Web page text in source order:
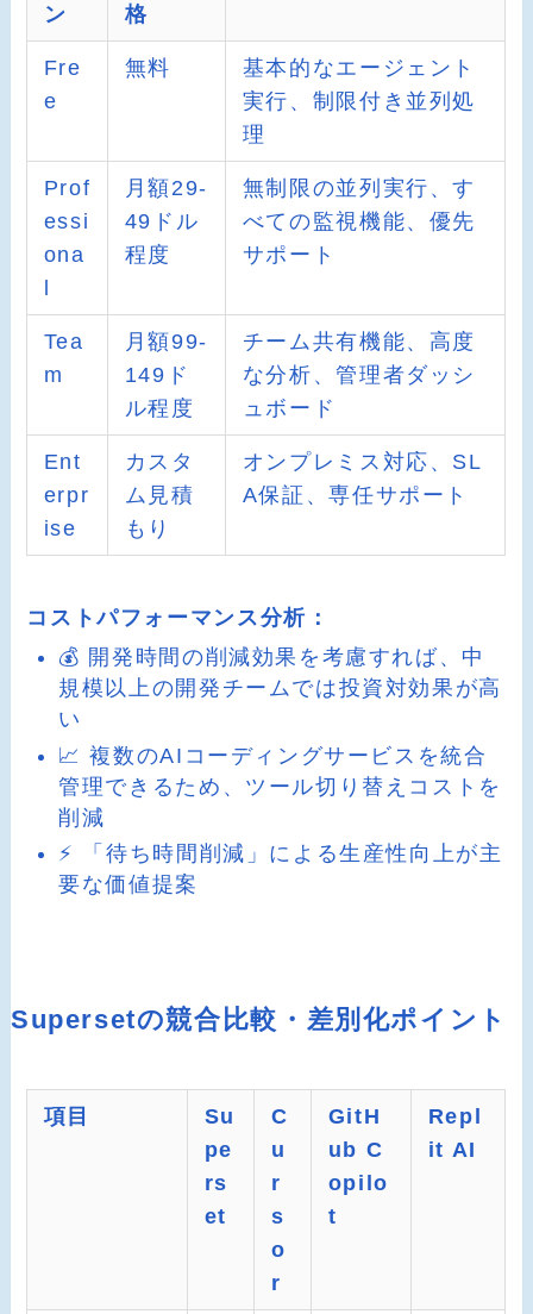
ン
格
Fre
e
無料
基本的なエージェント
実行、制限付き並列処
理
Prof
essi
ona
l
月額29-
49ドル
程度
無制限の並列実行、す
べての監視機能、優先
サポート
Tea
m
月額99-
149ド
ル程度
チーム共有機能、高度
な分析、管理者ダッシ
ュボード
Ent
erpr
ise
カスタ
ム見積
もり
オンプレミス対応、SL
A保証、専任サポート
コストパフォーマンス分析：
💰 開発時間の削減効果を考慮すれば、中
規模以上の開発チームでは投資対効果が高
い
📈 複数のAIコーディングサービスを統合
管理できるため、ツール切り替えコストを
削減
⚡ 「待ち時間削減」による生産性向上が主
要な価値提案
Supersetの競合比較・差別化ポイント
項目
Su
pe
rs
et
C
u
r
s
o
r
GitH
ub C
opilo
t
Repl
it AI